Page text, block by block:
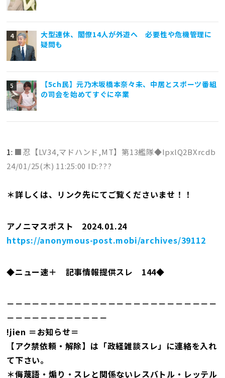
大型連休、閣僚14人が外遊へ 必要性や危機管理に
疑問も
【5ch民】元乃木坂橋本奈々未、中居とスポーツ番組
の司会を始めてすぐに卒業
1: ■忍【LV34,マドハンド,MT】第13艦隊◆IpxlQ2BXrcdb
24/01/25(木) 11:25:00 ID:???
＊詳しくは、リンク先にてご覧くださいませ！！
アノニマスポスト 2024.01.24
https://anonymous-post.mobi/archives/39112
◆ニュー速＋ 記事情報提供スレ 144◆
－－－－－－－－－－－－－－－－－－－－－－－－－
－－－－－－－－－－－－
!jien ＝お知らせ＝
【アク禁依頼・解除】は「政経雑談スレ」に連絡を入れ
て下さい。
＊侮蔑語・煽り・スレと関係ないレスバトル・レッテル